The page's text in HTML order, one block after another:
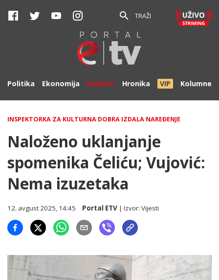
TRAŽI
Politika Ekonomija Društvo Hronika VIP Kolumne
INSPEKTORKA ZA KULTURNA DOBRA IZDALA NAREĐENJE
Naloženo uklanjanje
spomenika Čeliću; Vujović:
Nema izuzetaka
12. avgust 2025, 14:45 Portal ETV | Izvor:Vijesti